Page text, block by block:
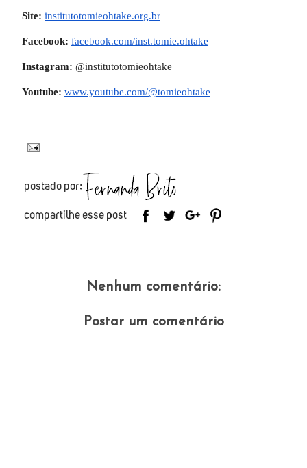
Site: institutotomieohtake.org.br
Facebook: facebook.com/inst.tomie.ohtake
Instagram: @institutotomieohtake
Youtube: www.youtube.com/@tomieohtake
Nenhum comentário:
Postar um comentário